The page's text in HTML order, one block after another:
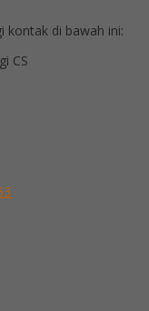
kontak di bawah ini:
CS